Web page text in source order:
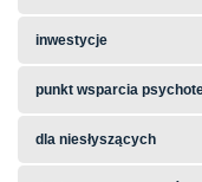
inwestycje
punkt wsparcia
dla niesłyszących